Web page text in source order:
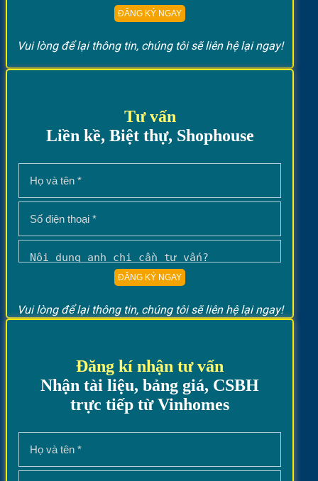
Vui lòng để lại thông tin, chúng tôi sẽ liên hệ lại ngay!
Tư vấn
Liền kề, Biệt thự, Shophouse
Vui lòng để lại thông tin, chúng tôi sẽ liên hệ lại ngay!
Đăng kí nhận tư vấn
Nhận tài liệu, bảng giá, CSBH
trực tiếp từ Vinhomes